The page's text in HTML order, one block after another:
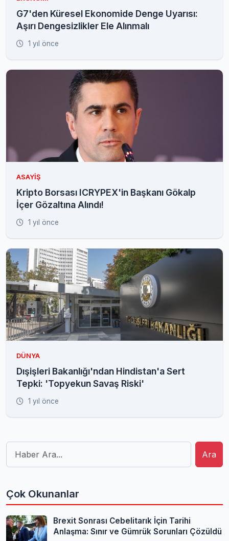
G7'den Küresel Ekonomide Denge Uyarısı:
Aşırı Dengesizlikler Ele Alınmalı
1 yıl önce
ASAYIŞ
Kripto Borsası ICRYPEX'in Başkanı Gökalp
İçer Gözaltına Alındı!
1 yıl önce
DÜNYA
Dışişleri Bakanlığı'ndan Hindistan'a Sert
Tepki: 'Topyekun Savaş Riski'
1 yıl önce
Ara
Çok Okunanlar
Brexit Sonrası Cebelitarık İçin Tarihi
Anlaşma: Sınır ve Gümrük Sorunları Çözüldü